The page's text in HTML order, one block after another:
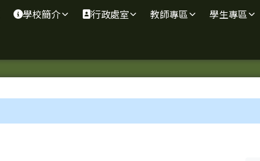
學校簡介 行政處室 教師專區 學生專區